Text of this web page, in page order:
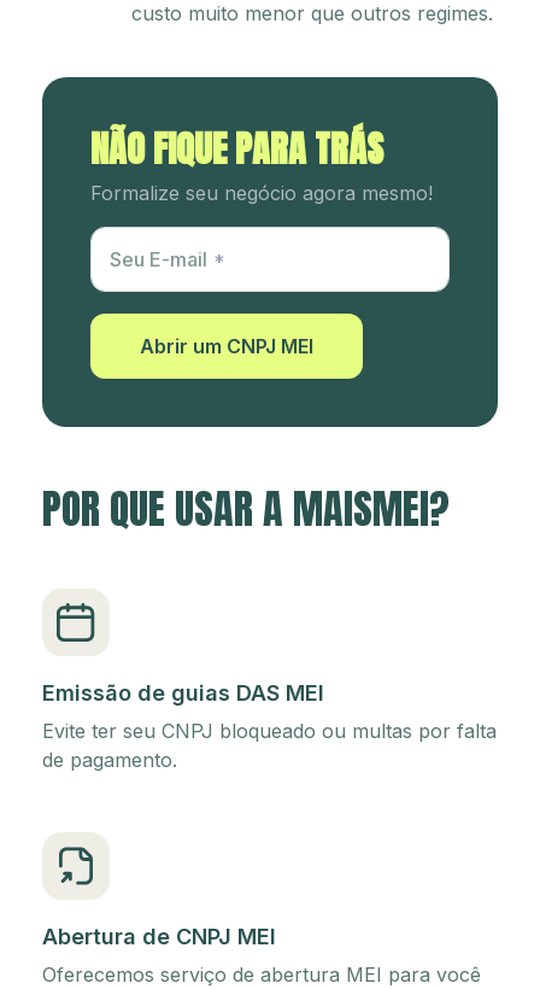
custo muito menor que outros regimes.
NÃO FIQUE PARA TRÁS
Formalize seu negócio agora mesmo!
Utm Content
Seu E-mail
Abrir um CNPJ MEI
POR QUE USAR A MAISMEI?
Emissão de guias DAS MEI
Evite ter seu CNPJ bloqueado ou multas por falta
de pagamento.
Abertura de CNPJ MEI
Oferecemos serviço de abertura MEI para você